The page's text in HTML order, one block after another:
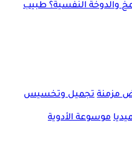
والدوخة النفسية؟ طبيب
مزمنة تجميل وتخسيس
موسوعة الأدوية